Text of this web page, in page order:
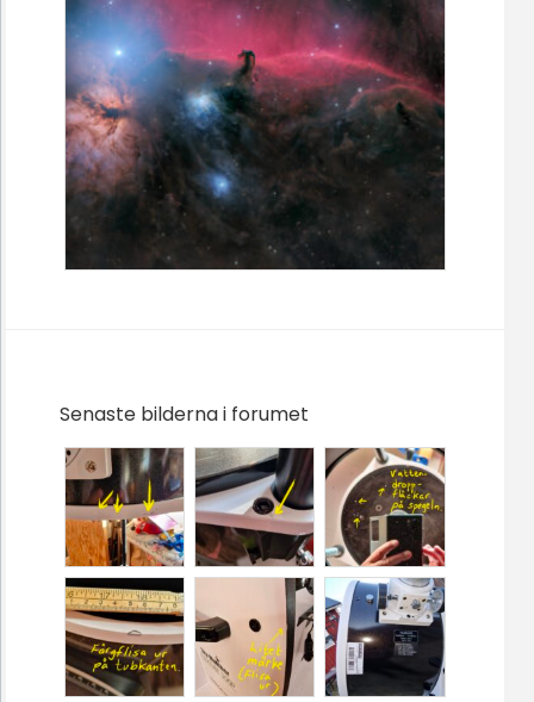
Senaste bilderna i forumet